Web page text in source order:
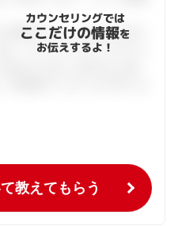
間に立って、あなたに向い
。キャリアアドバイザーと
カウンセリングでは
ここだけの情報を
お伝えするよ！
教えてもらう